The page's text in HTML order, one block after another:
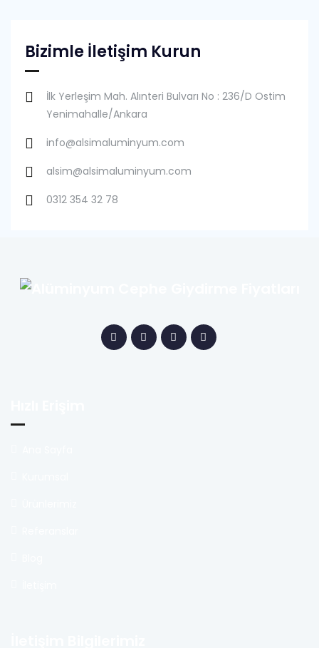
Bizimle İletişim Kurun
İlk Yerleşim Mah. Alınteri Bulvarı No : 236/D Ostim
Yenimahalle/Ankara
info@alsimaluminyum.com
alsim@alsimaluminyum.com
0312 354 32 78